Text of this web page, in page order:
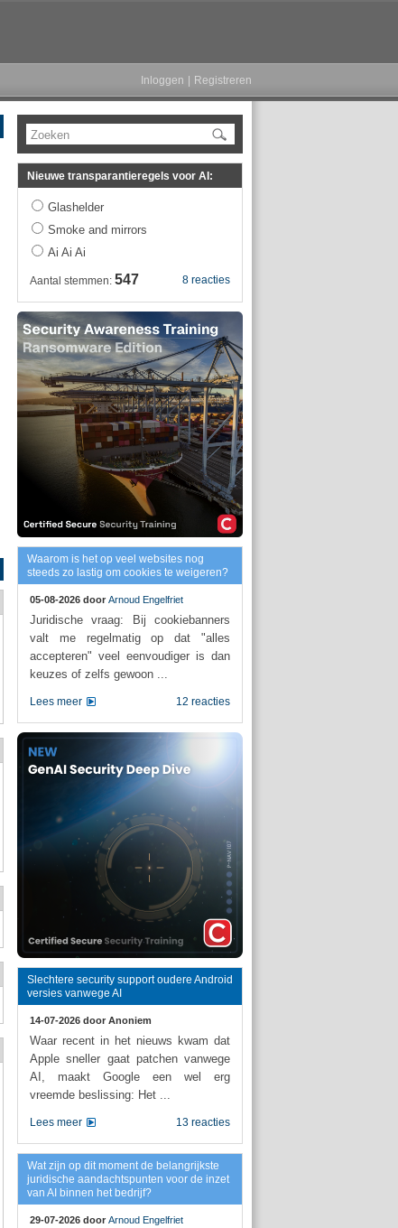
Inloggen Registreren
Zoeken
Nieuwe transparantieregels voor AI:
Glashelder
Smoke and mirrors
Ai Ai Ai
8 reacties
Aantal stemmen: 547
Waarom is het op veel websites nog
steeds zo lastig om cookies te weigeren?
05-08-2026 door Arnoud Engelfriet
Juridische vraag: Bij cookiebanners
valt me regelmatig op dat "alles
accepteren" veel eenvoudiger is dan
keuzes of zelfs gewoon ...
12 reacties
Lees meer
Slechtere security support oudere Android
versies vanwege AI
14-07-2026 door Anoniem
Waar recent in het nieuws kwam dat
Apple sneller gaat patchen vanwege
AI, maakt Google een wel erg
vreemde beslissing: Het ...
13 reacties
Lees meer
Wat zijn op dit moment de belangrijkste
juridische aandachtspunten voor de inzet
van AI binnen het bedrijf?
29-07-2026 door Arnoud Engelfriet